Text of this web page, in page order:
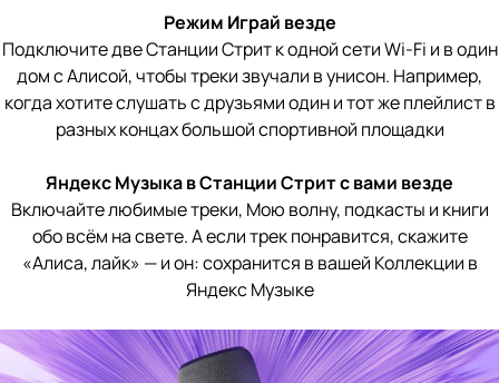
Режим Играй везде
Подключите две Станции Стрит к одной сети Wi-Fi и в один
дом с Алисой, чтобы треки звучали в унисон. Например,
когда хотите слушать с друзьями один и тот же плейлист в
разных концах большой спортивной площадки
Яндекс Музыка в Станции Стрит с вами везде
Включайте любимые треки, Мою волну, подкасты и книги
обо всём на свете. А если трек понравится, скажите
«Алиса, лайк» — и он: сохранится в вашей Коллекции в
Яндекс Музыке